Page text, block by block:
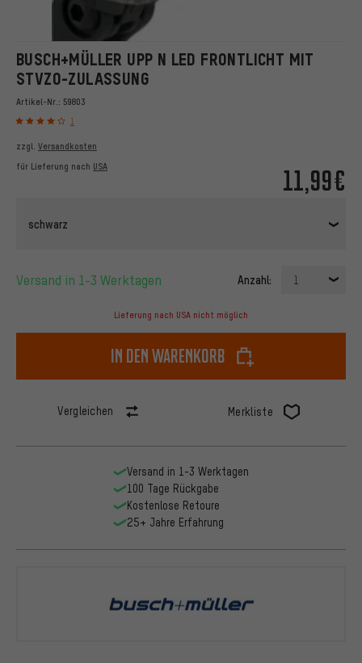
BUSCH+MÜLLER UPP N LED FRONTLICHT MIT
STVZO-ZULASSUNG
Artikel-Nr.: 59803
1
11,99€
zzgl. Versandkosten
für Lieferung nach USA
schwarz
Versand in 1-3 Werktagen Anzahl: 1
Lieferung nach USA nicht möglich
In den Warenkorb
Vergleichen Merkliste
Versand in 1-3 Werktagen
100 Tage Rückgabe
Kostenlose Retoure
25+ Jahre Erfahrung